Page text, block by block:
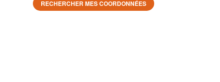
RECHERCHER MES COORDONNÉES